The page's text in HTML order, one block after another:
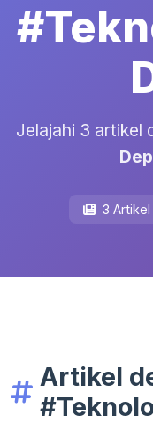
Jelajahi 3 artikel
3 Artikel
Artikel